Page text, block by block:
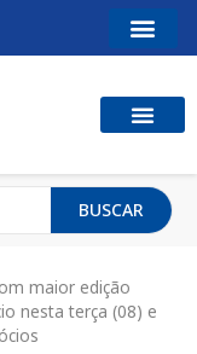
BUSCAR
maior edição
nesta terça (08) e